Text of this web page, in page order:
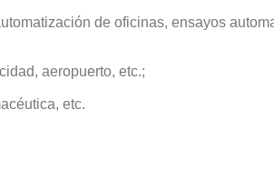
de oficinas, ensayos
aeropuerto, etc.;
etc.